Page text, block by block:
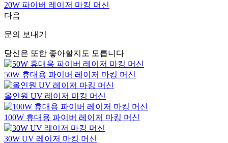
20W 파이버 레이저 마킹 머신
다음
문의 보내기
당신은 또한 좋아할지도 모릅니다
50W 휴대용 파이버 레이저 마킹 머신
올인원 UV 레이저 마킹 머신
100W 휴대용 파이버 레이저 마킹 머신
30W UV 레이저 마킹 머신